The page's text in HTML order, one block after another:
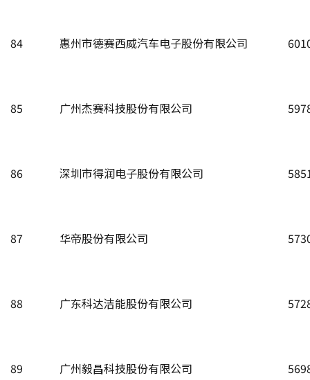
84 惠州市德赛西威汽车电子股份有限公司
85 广州杰赛科技股份有限公司
86 深圳市得润电子股份有限公司
87 华帝股份有限公司
88 广东科达洁能股份有限公司
89 广州毅昌科技股份有限公司